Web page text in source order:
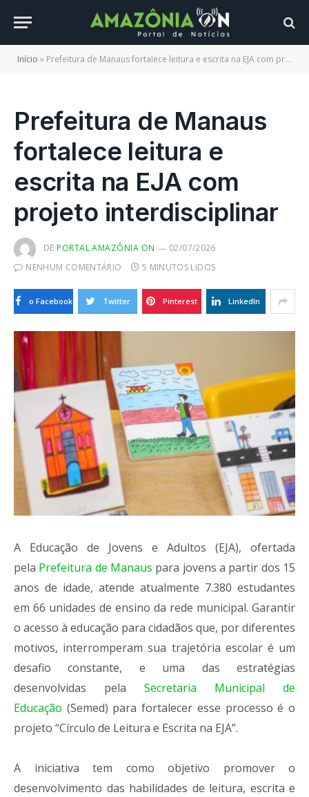
Início » Prefeitura de Manaus fortalece leitura e escrita na EJA com projeto interdisciplinar
Prefeitura de Manaus
fortalece leitura e
escrita na EJA com
projeto interdisciplinar
DE PORTAL AMAZÔNIA ON
02/07/2026
NENHUM COMENTÁRIO
5 MINUTOS LIDOS
o Facebook Twitter Pinterest LinkedIn
A Educação de Jovens e Adultos (EJA), ofertada
pela Prefeitura de Manaus para jovens a partir dos 15
anos de idade, atende atualmente 7.380 estudantes
em 66 unidades de ensino da rede municipal. Garantir
o acesso à educação para cidadãos que, por diferentes
motivos, interromperam sua trajetória escolar é um
desafio constante, e uma das estratégias
desenvolvidas pela Secretaria Municipal de
Educação (Semed) para fortalecer esse processo é o
projeto “Círculo de Leitura e Escrita na EJA”.
A iniciativa tem como objetivo promover o
desenvolvimento das habilidades de leitura, escrita e